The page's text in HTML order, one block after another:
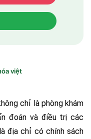
việt
chỉ là phòng khám
đoán và điều trị các
địa chỉ có chính sách